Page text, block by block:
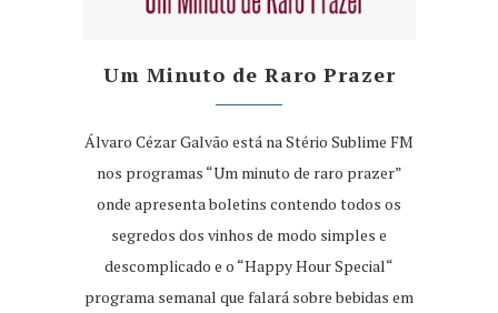
Um Minuto de Raro Prazer
Álvaro Cézar Galvão está na Stério Sublime FM
nos programas “Um minuto de raro prazer”
onde apresenta boletins contendo todos os
segredos dos vinhos de modo simples e
descomplicado e o “Happy Hour Special“
programa semanal que falará sobre bebidas em